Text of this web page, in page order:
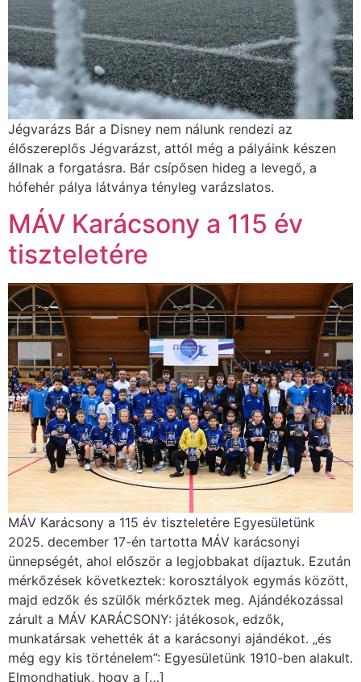
Jégvarázs Bár a Disney nem nálunk rendezi az
élőszereplős Jégvarázst, attól még a pályáink készen
állnak a forgatásra. Bár csípősen hideg a levegő, a
hófehér pálya látványa tényleg varázslatos.
MÁV Karácsony a 115 év
tiszteletére
MÁV Karácsony a 115 év tiszteletére Egyesületünk
2025. december 17-én tartotta MÁV karácsonyi
ünnepségét, ahol először a legjobbakat díjaztuk. Ezután
mérkőzések következtek: korosztályok egymás között,
majd edzők és szülők mérkőztek meg. Ajándékozással
zárult a MÁV KARÁCSONY: játékosok, edzők,
munkatársak vehették át a karácsonyi ajándékot. „és
még egy kis történelem”: Egyesületünk 1910-ben alakult.
Elmondhatjuk, hogy a […]